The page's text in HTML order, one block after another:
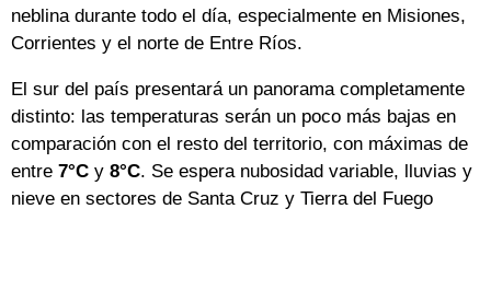
neblina durante todo el día, especialmente en Misiones,
Corrientes y el norte de Entre Ríos.
El sur del país presentará un panorama completamente
distinto: las temperaturas serán un poco más bajas en
comparación con el resto del territorio, con máximas de
entre 7°C y 8°C. Se espera nubosidad variable, lluvias y
nieve en sectores de Santa Cruz y Tierra del Fuego